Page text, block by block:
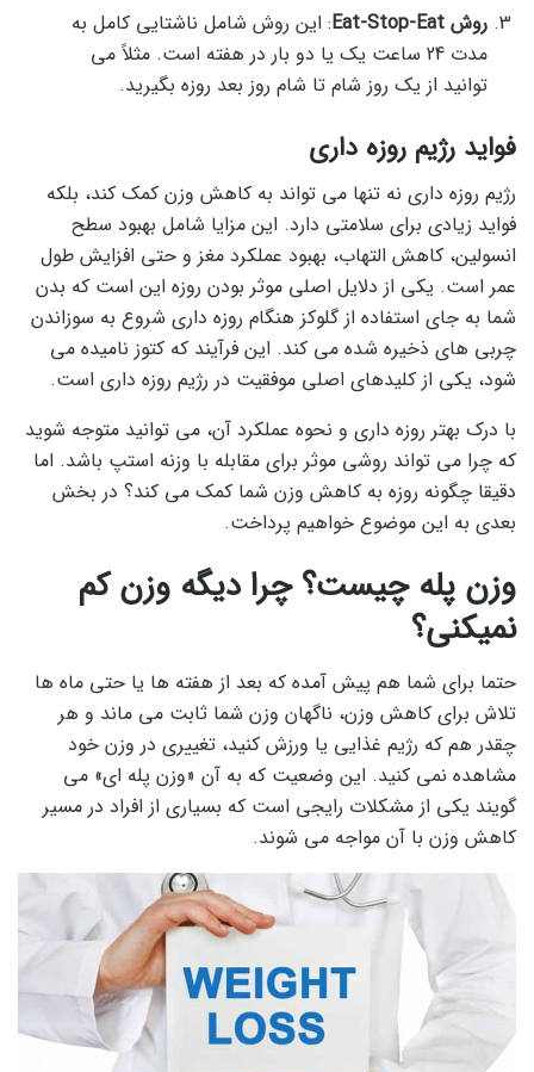
روش Eat-Stop-Eat
: این روش شامل ناشتایی کامل به
مدت 24 ساعت یک یا دو بار در هفته است. مثلاً می
توانید از یک روز شام تا شام روز بعد روزه بگیرید.
فواید رژیم روزه داری
رژیم روزه داری نه تنها می تواند به کاهش وزن کمک کند، بلکه
فواید زیادی برای سلامتی دارد. این مزایا شامل بهبود سطح
انسولین، کاهش التهاب، بهبود عملکرد مغز و حتی افزایش طول
عمر است. یکی از دلایل اصلی موثر بودن روزه این است که بدن
شما به جای استفاده از گلوکز هنگام روزه داری شروع به سوزاندن
چربی های ذخیره شده می کند. این فرآیند که کتوز نامیده می
شود، یکی از کلیدهای اصلی موفقیت در رژیم روزه داری است.
با درک بهتر روزه داری و نحوه عملکرد آن، می توانید متوجه شوید
که چرا می تواند روشی موثر برای مقابله با وزنه استپ باشد. اما
دقیقا چگونه روزه به کاهش وزن شما کمک می کند؟ در بخش
بعدی به این موضوع خواهیم پرداخت.
وزن پله چیست؟چرا دیگه وزن کم
نمیکنی؟
حتما برای شما هم پیش آمده که بعد از هفته ها یا حتی ماه ها
تلاش برای کاهش وزن، ناگهان وزن شما ثابت می ماند و هر
چقدر هم که رژیم غذایی یا ورزش کنید، تغییری در وزن خود
مشاهده نمی کنید. این وضعیت که به آن «وزن پله ای» می
گویند یکی از مشکلات رایجی است که بسیاری از افراد در مسیر
کاهش وزن با آن مواجه می شوند.